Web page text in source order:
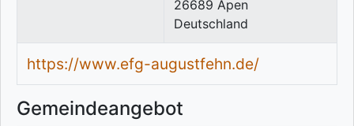
26689 Apen
Deutschland
https://www.efg-augustfehn.de/
Gemeindeangebot